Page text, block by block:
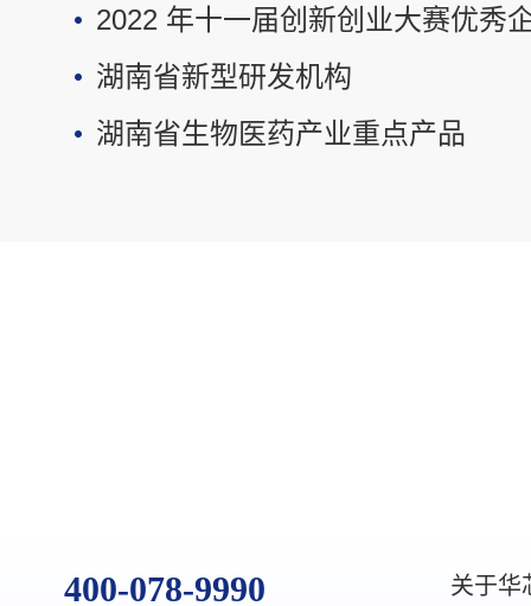
2022 年十一届创新创业大赛优秀
湖南省新型研发机构
湖南省生物医药产业重点产品
400-078-9990 关于华